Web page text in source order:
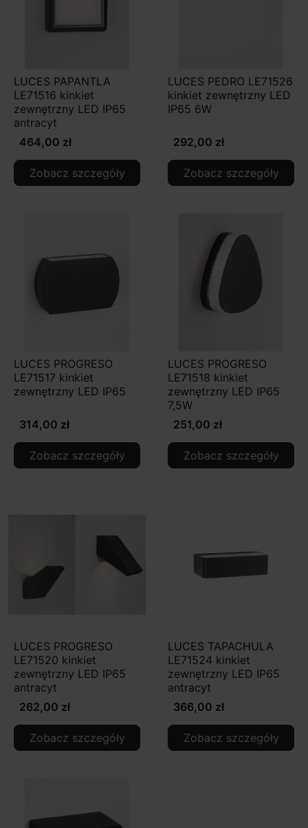
LUCES PAPANTLA
LE71516 kinkiet
zewnętrzny LED IP65
antracyt
464,00 zł
Zobacz szczegóły
LUCES PEDRO LE71526
kinkiet zewnętrzny LED
IP65 6W
292,00 zł
Zobacz szczegóły
LUCES PROGRESO
LE71517 kinkiet
zewnętrzny LED IP65
314,00 zł
Zobacz szczegóły
LUCES PROGRESO
LE71518 kinkiet
zewnętrzny LED IP65
7,5W
251,00 zł
Zobacz szczegóły
LUCES PROGRESO
LE71520 kinkiet
zewnętrzny LED IP65
antracyt
262,00 zł
Zobacz szczegóły
LUCES TAPACHULA
LE71524 kinkiet
zewnętrzny LED IP65
antracyt
366,00 zł
Zobacz szczegóły